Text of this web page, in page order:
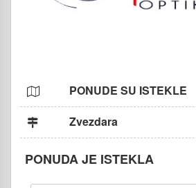
PONUDE SU ISTEKLE
Zvezdara
PONUDA JE ISTEKLA